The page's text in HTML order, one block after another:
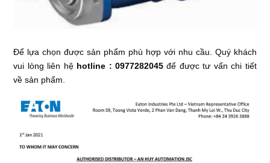
Để lựa chọn được sản phẩm phù hợp với nhu cầu. Quý khách
vui lòng liên hệ hotline : 0977282045 để được tư vấn chi tiết
về sản phẩm.